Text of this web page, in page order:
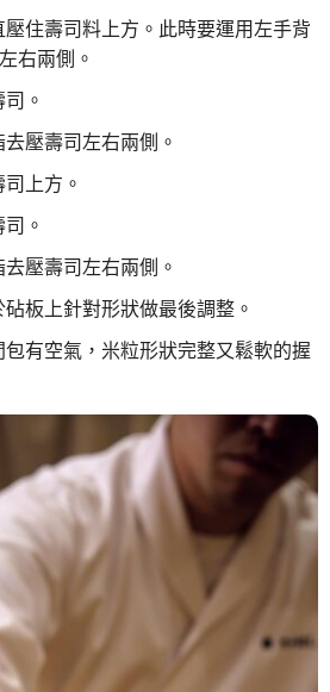
住壽司料上方。此時要運用左手背
右兩側。
。
壓壽司左右兩側。
上方。
。
壓壽司左右兩側。
板上針對形狀做最後調整。
有空氣，米粒形狀完整又鬆軟的握